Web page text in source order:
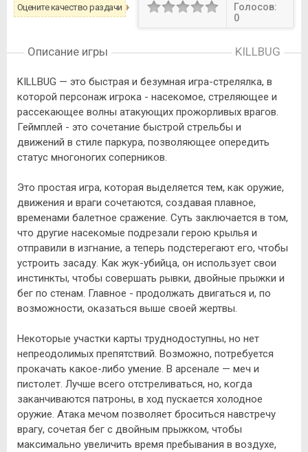
Оцените качество раздачи
Голосов:
0
Описание игры KILLBUG
KILLBUG — это быстрая и безумная игра-стрелялка, в
которой персонаж игрока - насекомое, стреляющее и
рассекающее волны атакующих прожорливых врагов.
Геймплей - это сочетание быстрой стрельбы и
движений в стиле паркура, позволяющее опередить
статус многоногих соперников.
Это простая игра, которая выделяется тем, как оружие,
движения и враги сочетаются, создавая плавное,
временами балетное сражение. Суть заключается в том,
что другие насекомые подрезали герою крылья и
отправили в изгнание, а теперь подстерегают его, чтобы
устроить засаду. Как жук-убийца, он использует свои
инстинкты, чтобы совершать рывки, двойные прыжки и
бег по стенам. Главное - продолжать двигаться и, по
возможности, оказаться выше своей жертвы.
Некоторые участки карты труднодоступны, но нет
непреодолимых препятствий. Возможно, потребуется
прокачать какое-либо умение. В арсенале — меч и
пистолет. Лучше всего отстреливаться, но, когда
заканчиваются патроны, в ход пускается холодное
оружие. Атака мечом позволяет броситься навстречу
врагу, сочетая бег с двойным прыжком, чтобы
максимально увеличить время пребывания в воздухе,